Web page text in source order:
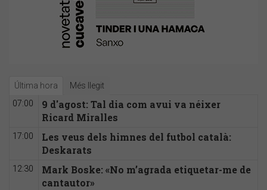
Última hora Més llegit
07:00
9 d'agost: Tal dia com avui va néixer
Ricard Miralles
17:00
Les veus dels himnes del futbol català:
Deskarats
12:30
Mark Boske: «No m’agrada etiquetar-me de
cantautor»